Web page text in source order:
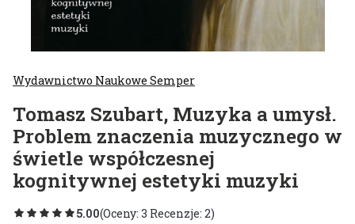
Wydawnictwo Naukowe Semper
Tomasz Szubart, Muzyka a umysł.
Problem znaczenia muzycznego w
świetle współczesnej
kognitywnej estetyki muzyki
5.00(Oceny: 3 Recenzje: 2)